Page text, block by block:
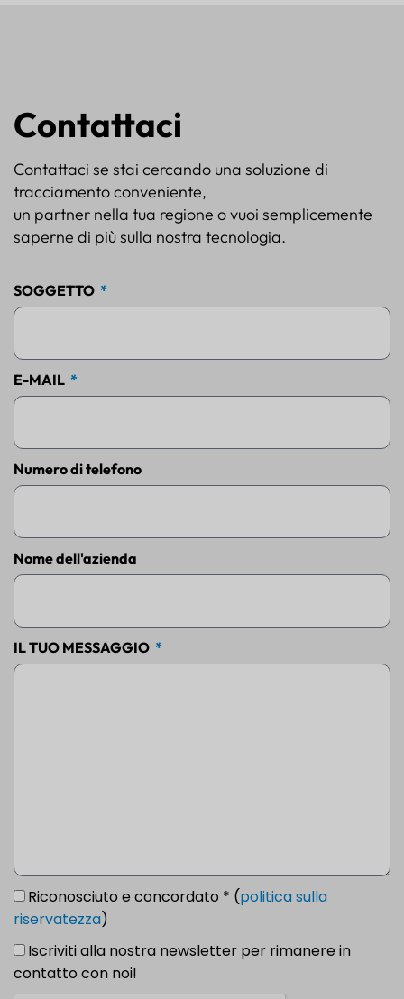
Contattaci
Contattaci se stai cercando una soluzione di
tracciamento conveniente,
un partner nella tua regione o vuoi semplicemente
saperne di più sulla nostra tecnologia.
SOGGETTO
E-MAIL
Numero di telefono
Nome dell'azienda
IL TUO MESSAGGIO
Riconosciuto e concordato * (politica sulla
riservatezza)
Iscriviti alla nostra newsletter per rimanere in
contatto con noi!